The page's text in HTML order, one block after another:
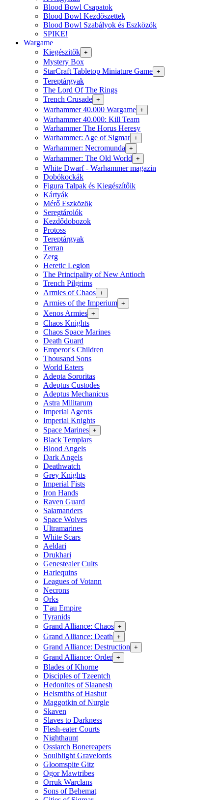
Blood Bowl Csapatok
Blood Bowl Kezdőszettek
Blood Bowl Szabályok és Eszközök
SPIKE!
Wargame
Kiegészitők +
Mystery Box
StarCraft Tabletop Miniature Game +
Tereptárgyak
The Lord Of The Rings
Trench Crusade +
Warhammer 40.000 Wargame +
Warhammer 40.000: Kill Team
Warhammer The Horus Heresy
Warhammer: Age of Sigmar +
Warhammer: Necromunda +
Warhammer: The Old World +
White Dwarf - Warhammer magazin
Dobókockák
Figura Talpak és Kiegészítőik
Kártyák
Mérő Eszközök
Seregtárolók
Kezdődobozok
Protoss
Tereptárgyak
Terran
Zerg
Heretic Legion
The Principality of New Antioch
Trench Pilgrims
Armies of Chaos +
Armies of the Imperium +
Xenos Armies +
Chaos Knights
Chaos Space Marines
Death Guard
Emperor's Children
Thousand Sons
World Eaters
Adepta Sororitas
Adeptus Custodes
Adeptus Mechanicus
Astra Militarum
Imperial Agents
Imperial Knights
Space Marines +
Black Templars
Blood Angels
Dark Angels
Deathwatch
Grey Knights
Imperial Fists
Iron Hands
Raven Guard
Salamanders
Space Wolves
Ultramarines
White Scars
Aeldari
Drukhari
Genestealer Cults
Harlequins
Leagues of Votann
Necrons
Orks
T'au Empire
Tyranids
Grand Alliance: Chaos +
Grand Alliance: Death +
Grand Alliance: Destruction +
Grand Alliance: Order +
Blades of Khorne
Disciples of Tzeentch
Hedonites of Slaanesh
Helsmiths of Hashut
Maggotkin of Nurgle
Skaven
Slaves to Darkness
Flesh-eater Courts
Nighthaunt
Ossiarch Bonereapers
Soulblight Gravelords
Gloomspite Gitz
Ogor Mawtribes
Orruk Warclans
Sons of Behemat